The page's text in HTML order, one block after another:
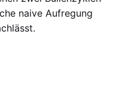
naive Aufregung